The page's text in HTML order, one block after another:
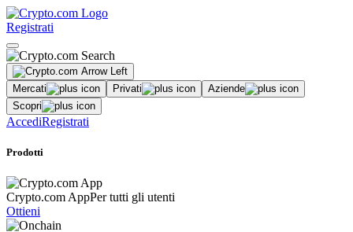
Registrati
Mercati Privati
Aziende
Scopri
AccediRegistrati
Prodotti
Crypto.com AppPer tutti gli utenti
Ottieni